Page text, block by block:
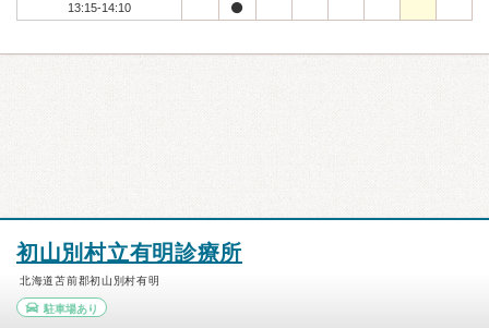
13:15-14:10
初山別村立有明診療所
北海道苫前郡初山別村有明
駐車場あり